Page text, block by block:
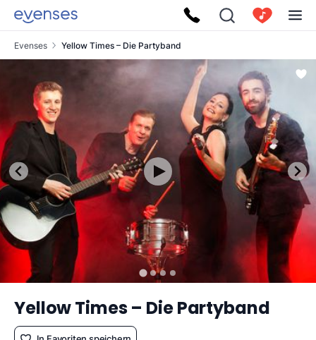
Evenses Yellow Times – Die Partyband
Yellow Times – Die Partyband